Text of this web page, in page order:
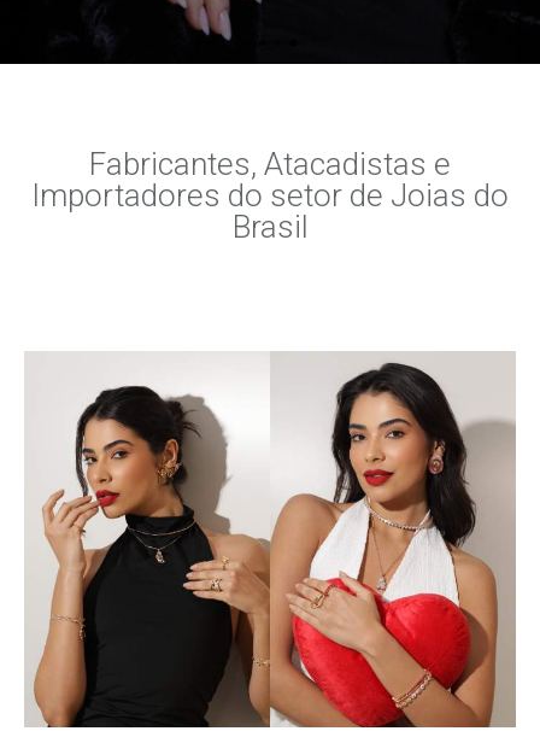
Fabricantes, Atacadistas e
Importadores do setor de Joias do
Brasil